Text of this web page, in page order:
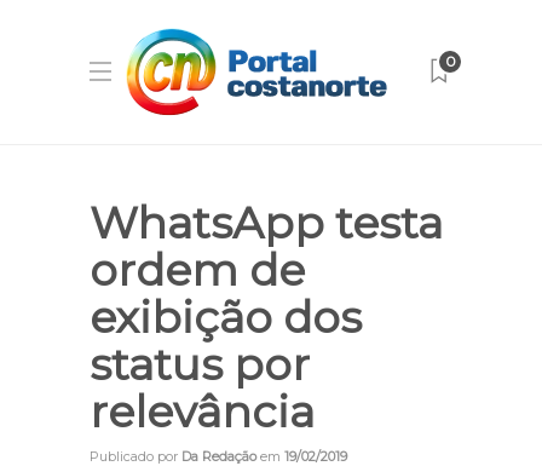
0
WhatsApp testa
ordem de
exibição dos
status por
relevância
Publicado por Da Redaçãoem 19/02/2019